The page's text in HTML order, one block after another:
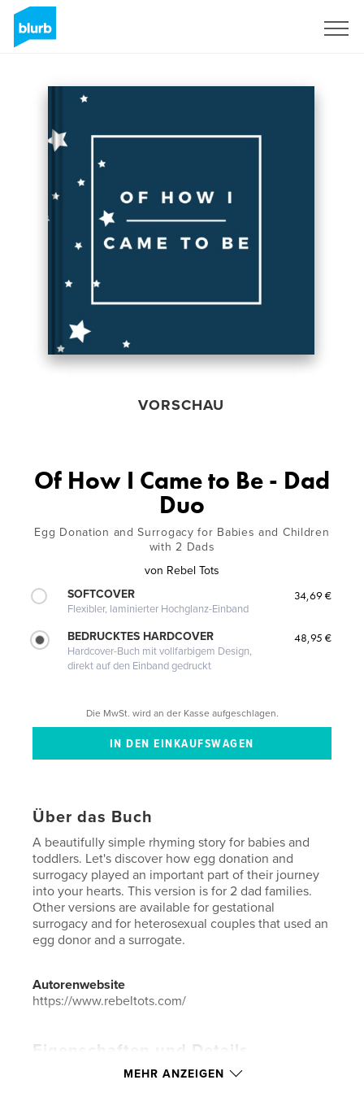
VORSCHAU
Of How I Came to Be - Dad
Duo
Egg Donation and Surrogacy for Babies and Children
with 2 Dads
von Rebel Tots
SOFTCOVER
Flexibler, laminierter Hochglanz-Einband
34,69 €
BEDRUCKTES HARDCOVER
Hardcover-Buch mit vollfarbigem Design,
direkt auf den Einband gedruckt
48,95 €
Die MwSt. wird an der Kasse aufgeschlagen.
Über das Buch
A beautifully simple rhyming story for babies and
toddlers. Let's discover how egg donation and
surrogacy played an important part of their journey
into your hearts. This version is for 2 dad families.
Other versions are available for gestational
surrogacy and for heterosexual couples that used an
egg donor and a surrogate.
Autorenwebsite
https://www.rebeltots.com/
Eigenschaften und Details
Hauptkategorie: Baby
MEHR ANZEIGEN